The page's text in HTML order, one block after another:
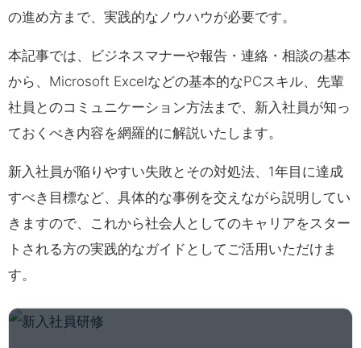
の進め方まで、実践的なノウハウが必要です。
本記事では、ビジネスマナーや報告・連絡・相談の基本
から、Microsoft Excelなどの基本的なPCスキル、先輩
社員とのコミュニケーション方法まで、新入社員が知っ
ておくべき内容を網羅的に解説いたします。
新入社員が陥りやすい失敗とその対処法、1年目に達成
すべき目標など、具体的な事例を交えながら説明してい
きますので、これから社会人としてのキャリアをスター
トされる方の実践的なガイドとしてご活用いただけま
す。